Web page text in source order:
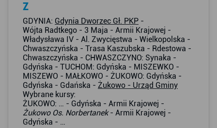
Z
GDYNIA: Gdynia Dworzec Gł. PKP -
Wójta Radtkego - 3 Maja - Armii Krajowej -
Władysława IV - Al. Zwycięstwa - Wielkopolska -
Chwaszczyńska - Trasa Kaszubska - Rdestowa -
Chwaszczyńska - CHWASZCZYNO: Synaka -
Gdyńska - TUCHOM: Gdyńska - MISZEWKO -
MISZEWO - MAŁKOWO - ŻUKOWO: Gdyńska -
Gdyńska - Gdańska - Żukowo - Urząd Gminy
Wybrane kursy:
ŻUKOWO: … - Gdyńska - Armii Krajowej -
Żukowo Os. Norbertanek- Armii Krajowej -
Gdyńska - …